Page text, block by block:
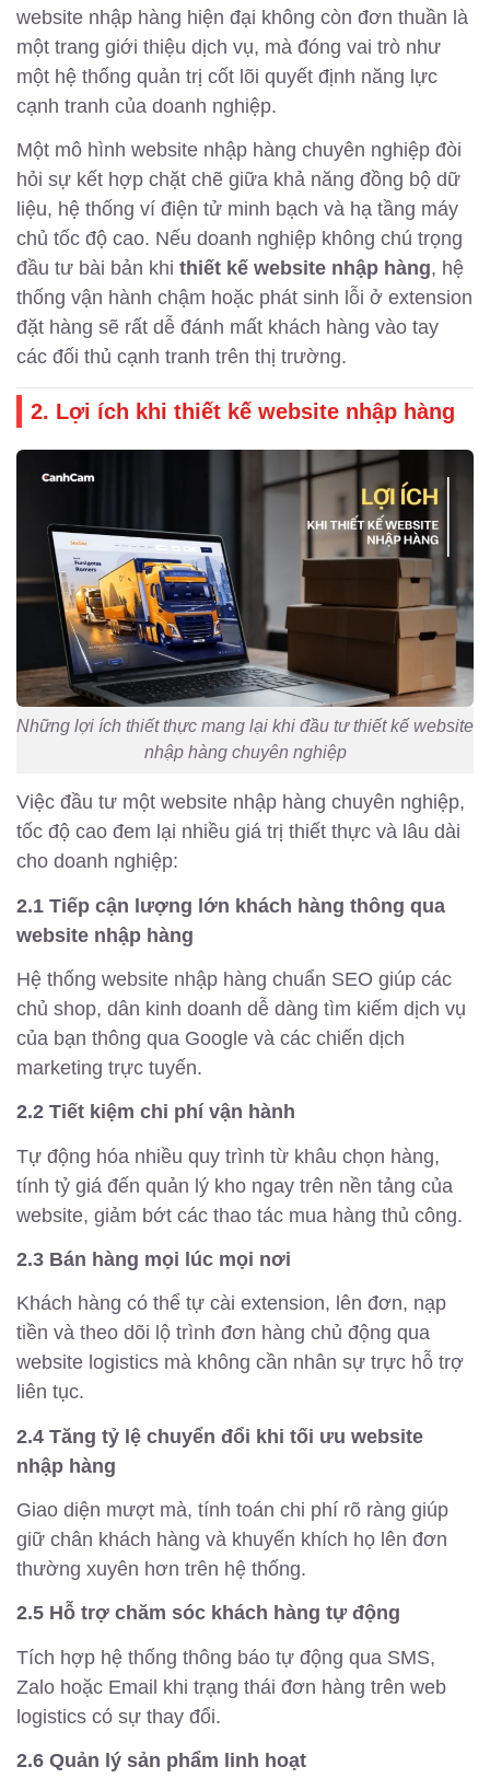
website nhập hàng hiện đại không còn đơn thuần là
một trang giới thiệu dịch vụ, mà đóng vai trò như
một hệ thống quản trị cốt lõi quyết định năng lực
cạnh tranh của doanh nghiệp.
Một mô hình website nhập hàng chuyên nghiệp đòi
hỏi sự kết hợp chặt chẽ giữa khả năng đồng bộ dữ
liệu, hệ thống ví điện tử minh bạch và hạ tầng máy
chủ tốc độ cao. Nếu doanh nghiệp không chú trọng
đầu tư bài bản khi thiết kế website nhập hàng, hệ
thống vận hành chậm hoặc phát sinh lỗi ở extension
đặt hàng sẽ rất dễ đánh mất khách hàng vào tay
các đối thủ cạnh tranh trên thị trường.
2. Lợi ích khi thiết kế website nhập hàng
Những lợi ích thiết thực mang lại khi đầu tư thiết kế website
nhập hàng chuyên nghiệp
Việc đầu tư một website nhập hàng chuyên nghiệp,
tốc độ cao đem lại nhiều giá trị thiết thực và lâu dài
cho doanh nghiệp:
2.1 Tiếp cận lượng lớn khách hàng thông qua
website nhập hàng
Hệ thống website nhập hàng chuẩn SEO giúp các
chủ shop, dân kinh doanh dễ dàng tìm kiếm dịch vụ
của bạn thông qua Google và các chiến dịch
marketing trực tuyến.
2.2 Tiết kiệm chi phí vận hành
Tự động hóa nhiều quy trình từ khâu chọn hàng,
tính tỷ giá đến quản lý kho ngay trên nền tảng của
website, giảm bớt các thao tác mua hàng thủ công.
2.3 Bán hàng mọi lúc mọi nơi
Khách hàng có thể tự cài extension, lên đơn, nạp
tiền và theo dõi lộ trình đơn hàng chủ động qua
website logistics mà không cần nhân sự trực hỗ trợ
liên tục.
2.4 Tăng tỷ lệ chuyển đổi khi tối ưu website
nhập hàng
Giao diện mượt mà, tính toán chi phí rõ ràng giúp
giữ chân khách hàng và khuyến khích họ lên đơn
thường xuyên hơn trên hệ thống.
2.5 Hỗ trợ chăm sóc khách hàng tự động
Tích hợp hệ thống thông báo tự động qua SMS,
Zalo hoặc Email khi trạng thái đơn hàng trên web
logistics có sự thay đổi.
2.6 Quản lý sản phẩm linh hoạt